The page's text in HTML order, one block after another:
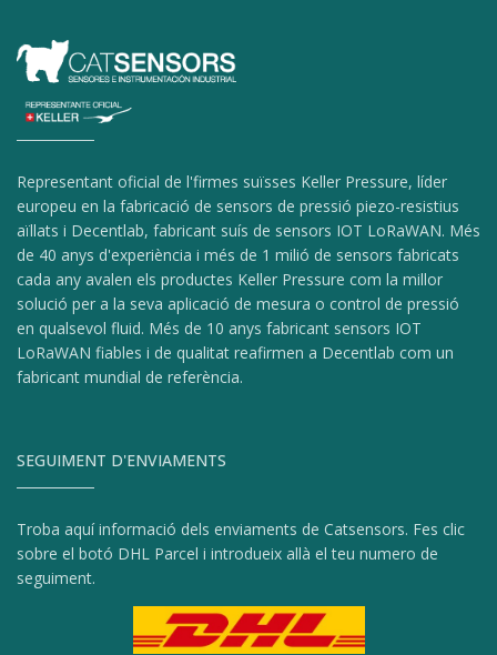
Representant oficial de l'firmes suïsses Keller Pressure, líder
europeu en la fabricació de sensors de pressió piezo-resistius
aïllats i Decentlab, fabricant suís de sensors IOT LoRaWAN. Més
de 40 anys d'experiència i més de 1 milió de sensors fabricats
cada any avalen els productes Keller Pressure com la millor
solució per a la seva aplicació de mesura o control de pressió
en qualsevol fluid. Més de 10 anys fabricant sensors IOT
LoRaWAN fiables i de qualitat reafirmen a Decentlab com un
fabricant mundial de referència.
SEGUIMENT D'ENVIAMENTS
Troba aquí informació dels enviaments de Catsensors. Fes clic
sobre el botó DHL Parcel i introdueix allà el teu numero de
seguiment.